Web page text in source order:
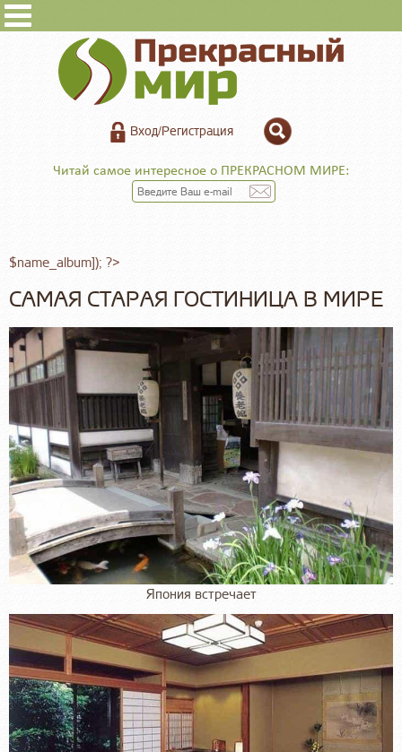
Вход/Регистрация
Читай самое интересное о ПРЕКРАСНОМ МИРЕ:
$name_album]); ?>
САМАЯ СТАРАЯ ГОСТИНИЦА В МИРЕ
Япония встречает